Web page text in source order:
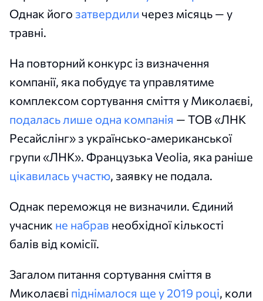
Однак його затвердили через місяць — у
травні.
На повторний конкурс із визначення
компанії, яка побудує та управлятиме
комплексом сортування сміття у Миколаєві,
подалась лише одна компанія — ТОВ «ЛНК
Ресайслінг» з українсько-американської
групи «ЛНК». Французька Veolia, яка раніше
цікавилась участю, заявку не подала.
Однак переможця не визначили. Єдиний
учасник не набрав необхідної кількості
балів від комісії.
Загалом питання сортування сміття в
Миколаєві піднімалося ще у 2019 році, коли